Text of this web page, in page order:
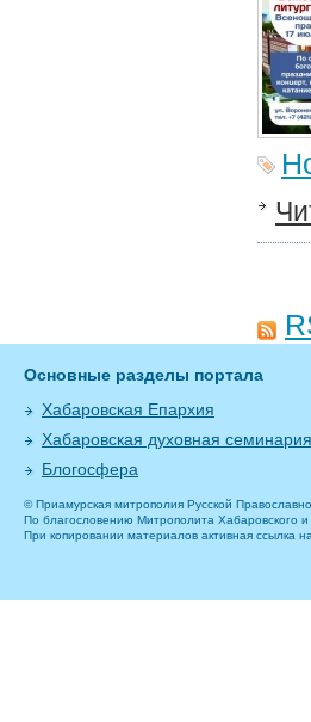
Основные разделы портала
Хабаровская Епархия
Хабаровская духовная семинария
Блогосфера
© Приамурская митрополия Русской
По благословению Митрополита Хабаровского и
При копировании материалов активная ссылка